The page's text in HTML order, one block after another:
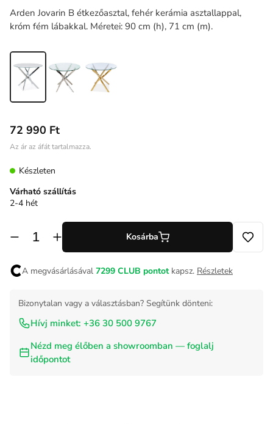
Arden Jovarin B étkezőasztal, fehér kerámia asztallappal,
króm fém lábakkal. Méretei: 90 cm (h), 71 cm (m).
72 990 Ft
Az ár az áfát tartalmazza.
Készleten
Várható szállítás
2-4 hét
Kosárba
A megvásárlásával 7299 CLUB pontot kapsz. Részletek
Bizonytalan vagy a választásban? Segítünk dönteni:
Hívj minket: +36 30 500 9767
Nézd meg élőben a showroomban — foglalj
időpontot